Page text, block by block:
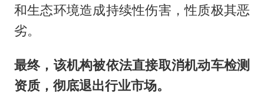
和生态环境造成持续性伤害，性质极其恶
劣。
最终，该机构被依法直接取消机动车检测
资质，彻底退出行业市场。